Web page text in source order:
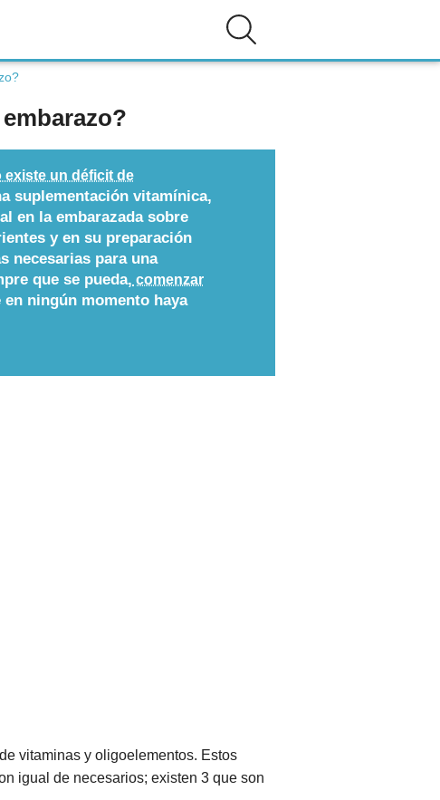
existe un déficit de
suplementación vitamínica,
en la embarazada sobre
y en su preparación
necesarias para una
que se pueda, comenzar
en ningún momento haya
vitaminas y oligoelementos. Estos
igual de necesarios; existen 3 que son